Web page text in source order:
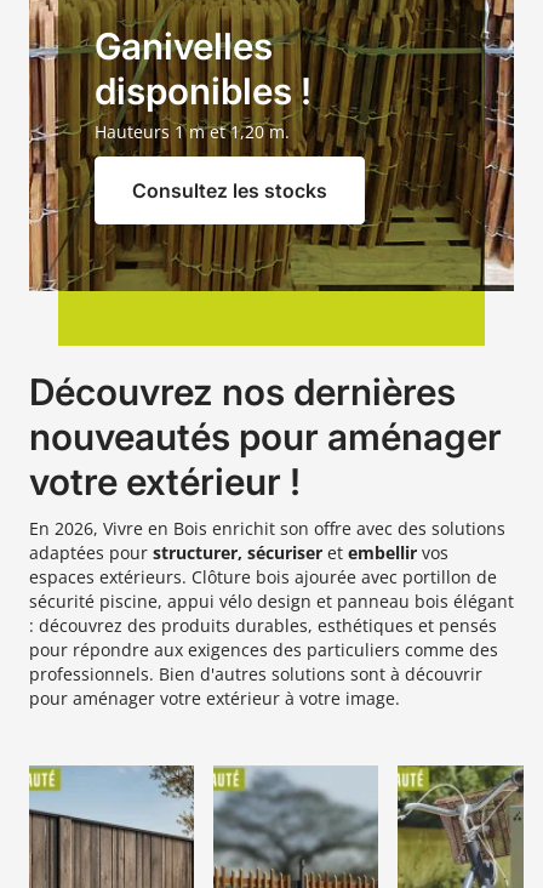
Ganivelles
disponibles !
Hauteurs 1 m et 1,20 m.
Consultez les stocks
Découvrez nos dernières
nouveautés pour aménager
votre extérieur !
En 2026, Vivre en Bois enrichit son offre avec des solutions
adaptées pour structurer, sécuriser et embellir vos
espaces extérieurs. Clôture bois ajourée avec portillon de
sécurité piscine, appui vélo design et panneau bois élégant
: découvrez des produits durables, esthétiques et pensés
pour répondre aux exigences des particuliers comme des
professionnels. Bien d'autres solutions sont à découvrir
pour aménager votre extérieur à votre image.